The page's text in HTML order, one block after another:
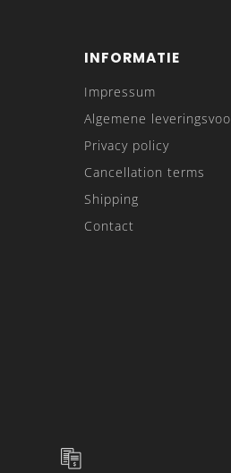
INFORMATIE
Impressum
Algemene
Privacy policy
Cancellation terms
Shipping
Contact